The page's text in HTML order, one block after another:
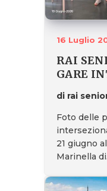
16 Luglio
RAI
GARE
di rai
Foto delle
21 giugno
Marinella